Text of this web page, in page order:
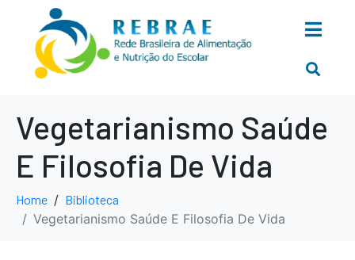
Vegetarianismo Saúde
E Filosofia De Vida
Home Biblioteca
Vegetarianismo Saúde E Filosofia De Vida